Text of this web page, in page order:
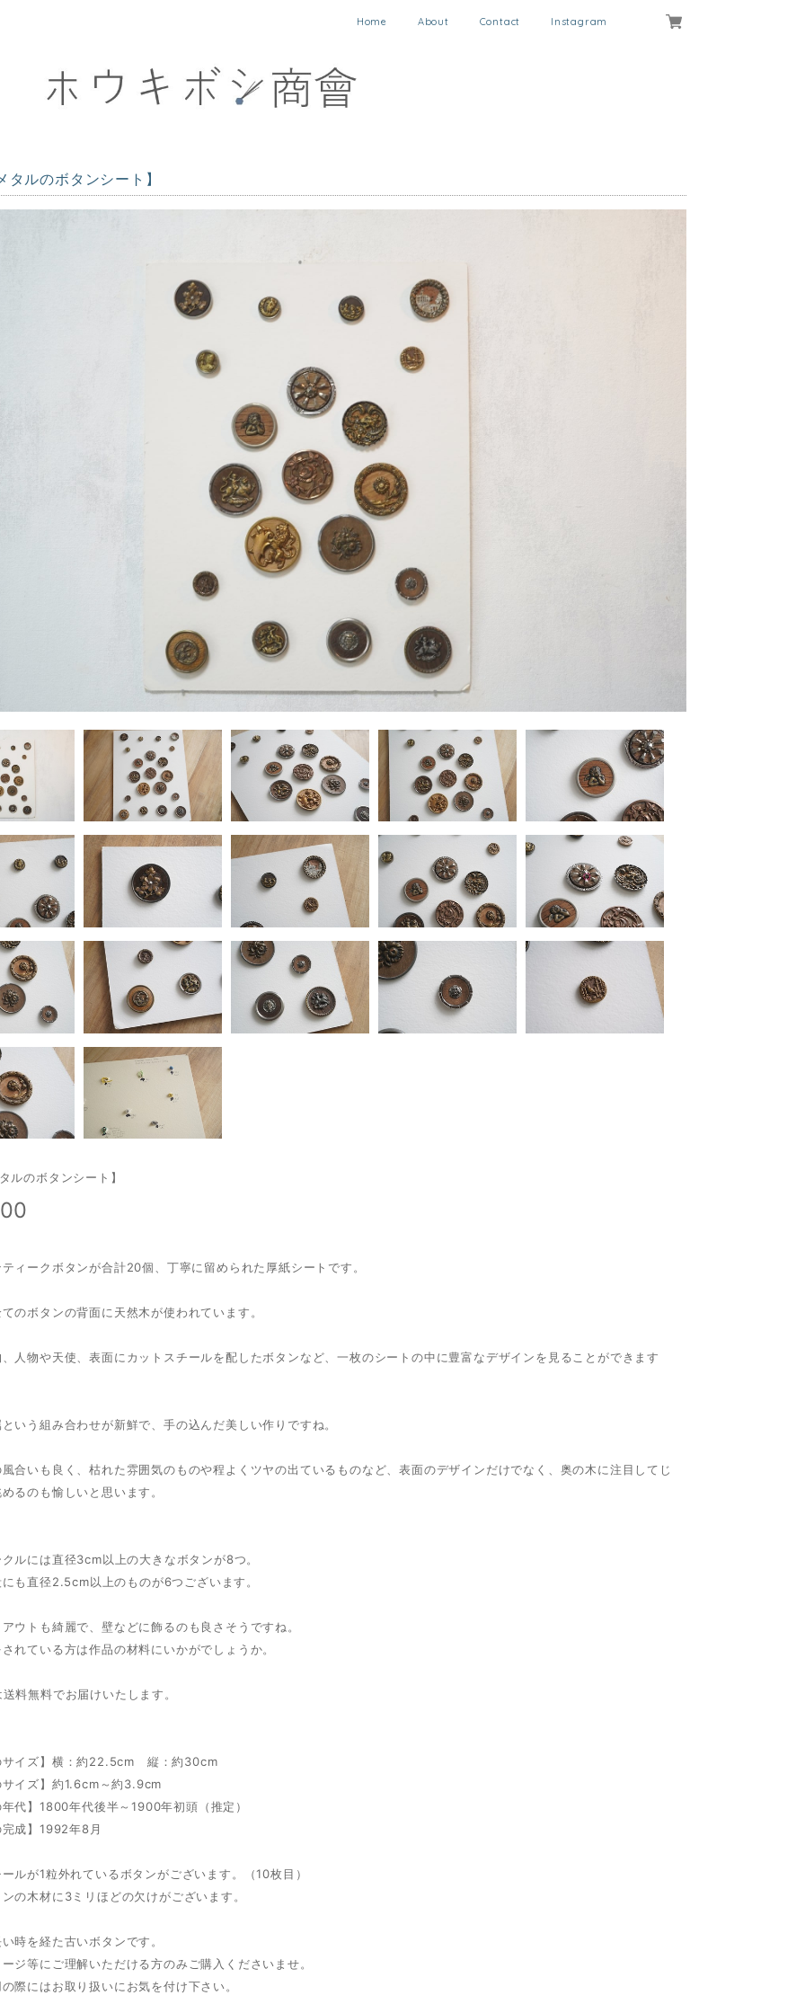
Home About Contact Instagram
タルのボタンシート】
ルのボタンシート】
ィークボタンが合計20個、丁寧に留められた厚紙シートです。
のボタンの背面に天然木が使われています。
人物や天使、表面にカットスチールを配したボタンなど、一枚のシートの中に豊富なデザインを見ることができます
いう組み合わせが新鮮で、手の込んだ美しい作りですね。
合いも良く、枯れた雰囲気のものや程よくツヤの出ているものなど、表面のデザインだけでなく、奥の木に注目してじ
るのも愉しいと思います。
ルには直径3cm以上の大きなボタンが8つ。
も直径2.5cm以上のものが6つございます。
ウトも綺麗で、壁などに飾るのも良さそうですね。
れている方は作品の材料にいかがでしょうか。
料無料でお届けいたします。
サイズ】横：約22.5cm 縦：約30cm
イズ】約1.6cm～約3.9cm
代】1800年代後半～1900年初頭（推定）
成】1992年8月
ルが1粒外れているボタンがございます。（10枚目）
の木材に3ミリほどの欠けがございます。
時を経た古いボタンです。
ジ等にご理解いただける方のみご購入くださいませ。
際にはお取り扱いにお気を付け下さい。